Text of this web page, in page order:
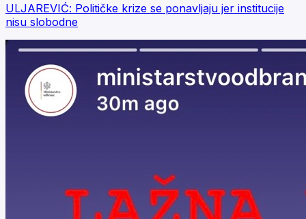
ULJAREVIĆ: Političke krize se ponavljaju jer institucije
nisu slobodne